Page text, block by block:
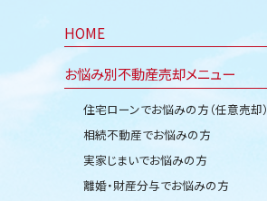
HOME
お悩み別不動産売却メニュー
住宅ローンでお悩みの方（任意売却）
相続不動産でお悩みの方
実家じまいでお悩みの方
離婚・財産分与でお悩みの方